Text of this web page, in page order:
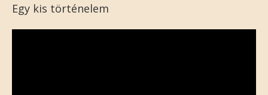
Egy kis történelem